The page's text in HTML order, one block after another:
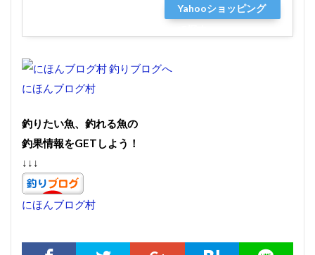
Yahooショッピング
にほんブログ村
釣りたい魚、釣れる魚の
釣果情報をGETしよう！
↓↓↓
にほんブログ村